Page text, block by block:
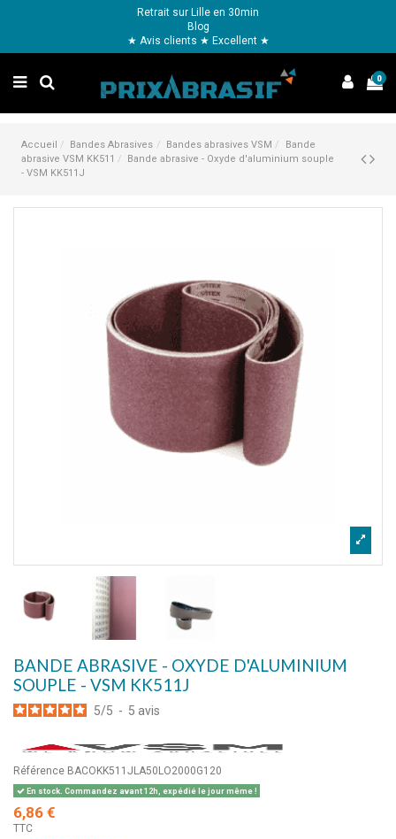
Retrait sur Lille en 30min
Blog
★ Avis clients ★ Excellent ★
0
Accueil Bandes Abrasives Bandes abrasives VSM
Bande
abrasive VSM KK511
Bande abrasive - Oxyde d'aluminium souple
- VSM KK511J
BANDE ABRASIVE - OXYDE D'ALUMINIUM
SOUPLE - VSM KK511J
5/5 - 5 avis
Référence BACOKK511JLA50LO2000G120
En stock. Commandez avant 12h, expédié le jour même !
6,86 €
TTC